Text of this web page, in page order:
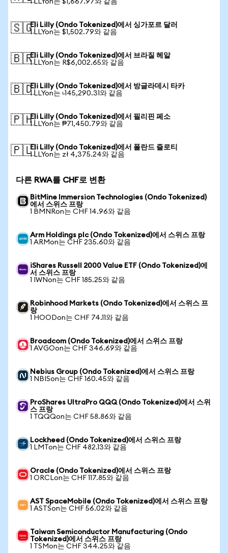
1 LLYon는 $1,667.97와 같음
🇸🇬Eli Lilly (Ondo Tokenized)에서 싱가포르 달러
1 LLYon는 $1,502.79와 같음
🇧🇷Eli Lilly (Ondo Tokenized)에서 브라질 헤알
1 LLYon는 R$6,002.65와 같음
🇧🇩Eli Lilly (Ondo Tokenized)에서 방글라데시 타카
1 LLYon는 ৳145,290.31와 같음
🇵🇭Eli Lilly (Ondo Tokenized)에서 필리핀 페소
1 LLYon는 ₱71,450.79와 같음
🇵🇱Eli Lilly (Ondo Tokenized)에서 폴란드 즐로티
1 LLYon는 zł 4,375.24와 같음
다른 RWA를 CHF로 변환
BitMine Immersion Technologies (Ondo Tokenized)
에서 스위스 프랑
1 BMNRon는 CHF 14.96와 같음
Arm Holdings plc (Ondo Tokenized)에서 스위스 프랑
1 ARMon는 CHF 235.60와 같음
iShares Russell 2000 Value ETF (Ondo Tokenized)에
서 스위스 프랑
1 IWNon는 CHF 185.25와 같음
Robinhood Markets (Ondo Tokenized)에서 스위스 프
랑
1 HOODon는 CHF 74.11와 같음
Broadcom (Ondo Tokenized)에서 스위스 프랑
1 AVGOon는 CHF 346.69와 같음
Nebius Group (Ondo Tokenized)에서 스위스 프랑
1 NBISon는 CHF 160.45와 같음
ProShares UltraPro QQQ (Ondo Tokenized)에서 스위
스 프랑
1 TQQQon는 CHF 58.86와 같음
Lockheed (Ondo Tokenized)에서 스위스 프랑
1 LMTon는 CHF 482.13와 같음
Oracle (Ondo Tokenized)에서 스위스 프랑
1 ORCLon는 CHF 117.85와 같음
AST SpaceMobile (Ondo Tokenized)에서 스위스 프랑
1 ASTSon는 CHF 56.02와 같음
Taiwan Semiconductor Manufacturing (Ondo
Tokenized)에서 스위스 프랑
1 TSMon는 CHF 344.25와 같음